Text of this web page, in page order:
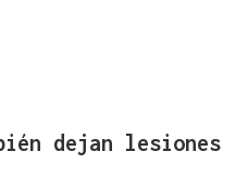
dejan lesiones